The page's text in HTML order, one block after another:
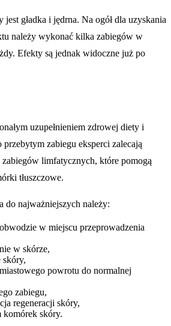
gładka i jędrna. Na ogół dla uzyskania
należy wykonać kilka zabiegów w
Efekty są jednak widoczne już po
uzupełnieniem zdrowej diety i
zabiegu eksperci zalecają
limfatycznych, które pomogą
tłuszczowe.
do najważniejszych należy:
w miejscu przeprowadzenia
w skórze,
skóry,
powrotu do normalnej
zabiegu,
regeneracji skóry,
komórek skóry.